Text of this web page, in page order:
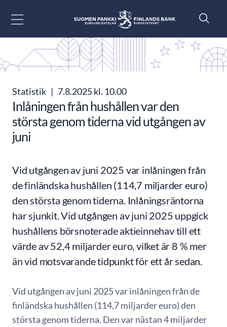
Statistik | 7.8.2025 kl. 10.00
Inlåningen från hushållen var den
största genom tiderna vid utgången av
juni
Vid utgången av juni 2025 var inlåningen från
de finländska hushållen (114,7 miljarder euro)
den största genom tiderna. Inlåningsräntorna
har sjunkit. Vid utgången av juni 2025 uppgick
hushållens börsnoterade aktieinnehav till ett
värde av 52,4 miljarder euro, vilket är 8 % mer
än vid motsvarande tidpunkt för ett år sedan.
Vid utgången av juni 2025 var inlåningen från de
finländska hushållen (114,7 miljarder euro) den
största genom tiderna. Den var nästan 4 miljarder